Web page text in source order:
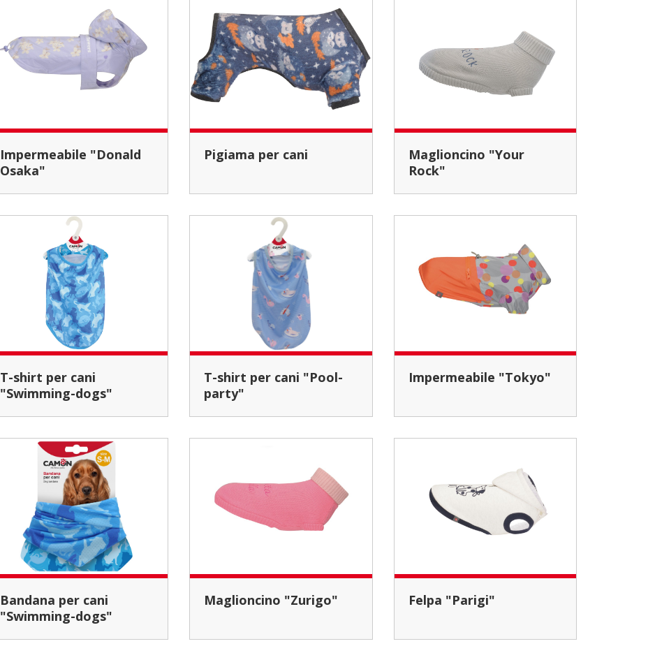
Impermeabile "Donald
Osaka"
Pigiama per cani
Maglioncino "Your
Rock"
T-shirt per cani
"Swimming-dogs"
T-shirt per cani "Pool-
party"
Impermeabile "Tokyo"
Bandana per cani
"Swimming-dogs"
Maglioncino "Zurigo" Felpa "Parigi"